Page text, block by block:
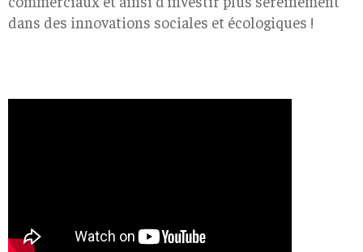
dans des innovations sociales et écologiques !